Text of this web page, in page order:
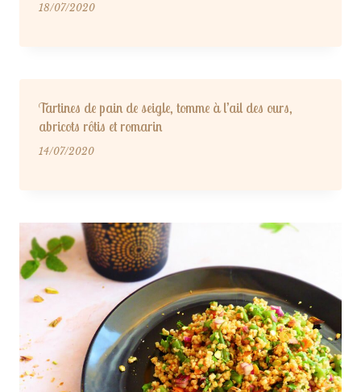
18/07/2020
Tartines de pain de seigle, tomme à l’ail des ours,
abricots rôtis et romarin
14/07/2020